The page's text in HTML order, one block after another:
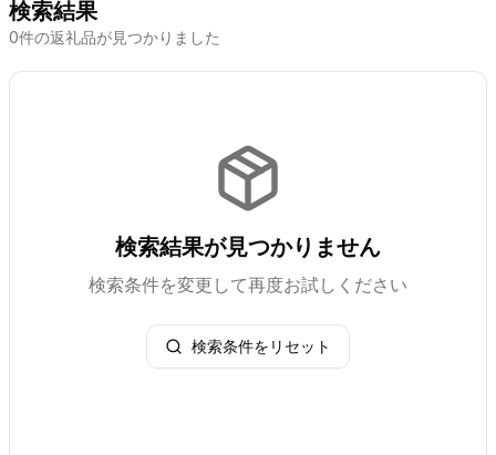
検索結果
0件の返礼品が見つかりました
検索結果が見つかりません
検索条件を変更して再度お試しください
検索条件をリセット